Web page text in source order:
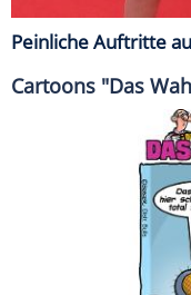
Peinliche Auftritte
Cartoons "Das